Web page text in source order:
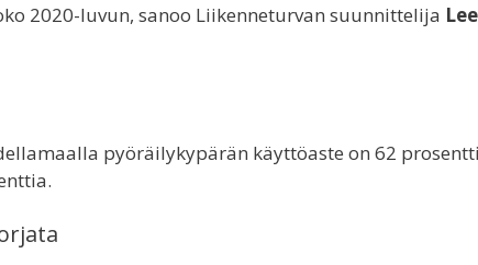
2020-luvun, sanoo Liikenneturvan suunnittelija
pyöräilykypärän käyttöaste on 62